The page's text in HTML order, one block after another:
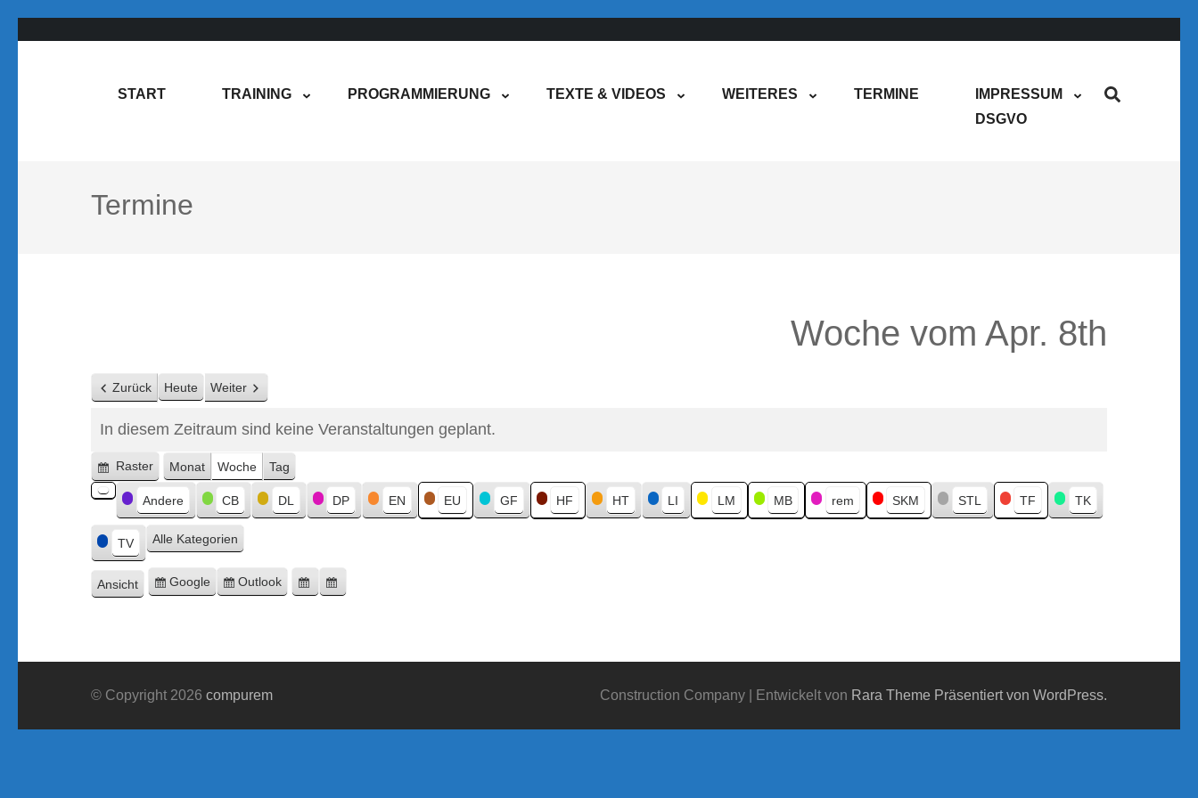
START TRAINING PROGRAMMIERUNG TEXTE & VIDEOS WEITERES TERMINE
IMPRESSUM
DSGVO
Termine
Woche vom Apr. 8th
Zurück Heute Weiter
In diesem Zeitraum sind keine Veranstaltungen geplant.
Anzeigen
als
Raster Monat Woche Tag
Kategorien
Kategorie
ohne
Titel
Andere CB DL DP EN EU GF HF HT LI LM MB rem SKM STL TF TK
TV Alle Kategorien
Ansicht ausdrucken
Eintragen
Google
Eintragen
Outlook
Google-
© Copyright 2026 compurem Construction Company | Entwickelt von Rara Theme Präsentiert von WordPress.